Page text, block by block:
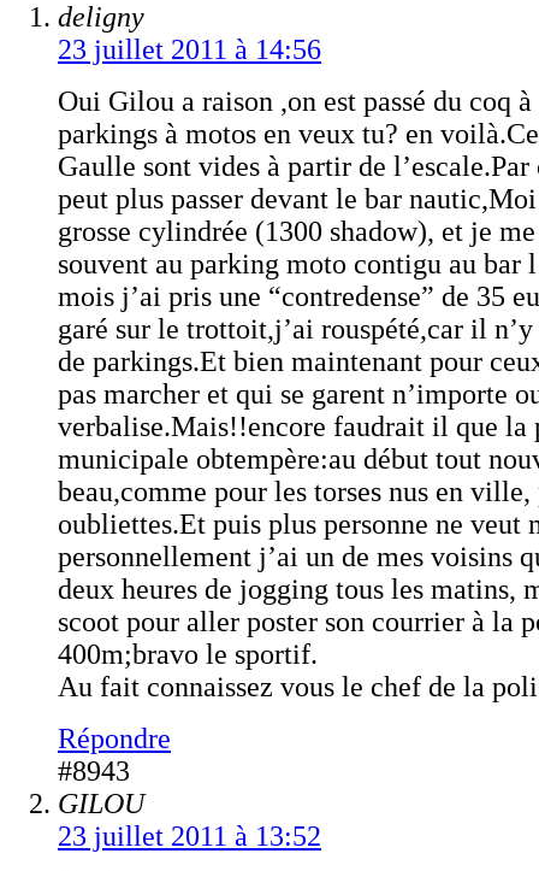
deligny
23 juillet 2011 à 14:56
Oui Gilou a raison ,on est passé du coq à
parkings à motos en veux tu? en
Gaulle sont vides à partir de l’escale.Par
peut plus passer devant le bar
grosse cylindrée (1300 shadow), et je
souvent au parking moto contigu au bar
mois j’ai pris une “contredense” de 35
garé sur le trottoit,j’ai rouspété,car il n’y
de parkings.Et bien maintenant pour
pas marcher et qui se garent n’importe
verbalise.Mais!!encore faudrait il que la
municipale obtempère:au début tout
beau,comme pour les torses nus en
oubliettes.Et puis plus personne ne veut
personnellement j’ai un de mes voisins
deux heures de jogging tous les matins,
scoot pour aller poster son courrier à la
400m;bravo le sportif.
Au fait connaissez vous le chef de la
Répondre
#8943
GILOU
23 juillet 2011 à 13:52